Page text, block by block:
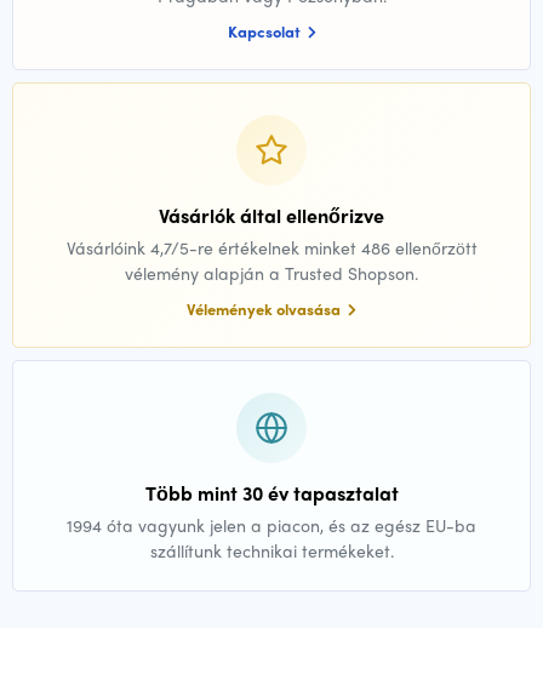
Kapcsolat
Vásárlók által ellenőrizve
Vásárlóink 4,7/5-re értékelnek minket 486 ellenőrzött
vélemény alapján a Trusted Shopson.
Vélemények olvasása
Több mint 30 év tapasztalat
1994 óta vagyunk jelen a piacon, és az egész EU-ba
szállítunk technikai termékeket.